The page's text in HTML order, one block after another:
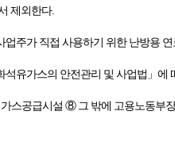
제외한다.
주가 직접 사용하기 위한 난방용
유가스의 안전관리 및 사업법」에
스공급시설 ⑧ 그 밖에 고용노동부